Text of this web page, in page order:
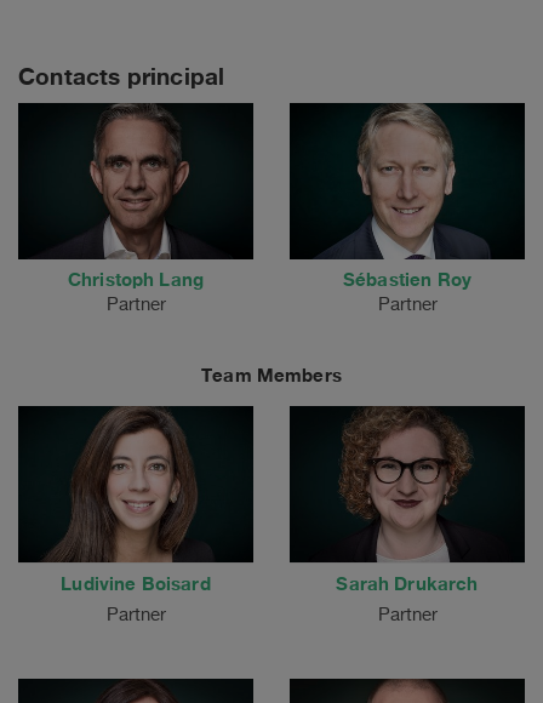
Contacts principal
Christoph Lang
Partner
Sébastien Roy
Partner
Team Members
Ludivine Boisard
Partner
Sarah Drukarch
Partner